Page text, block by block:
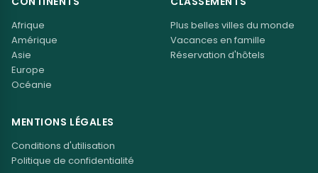
Afrique
Amérique
Asie
Europe
Océanie
Plus belles villes du monde
Vacances en famille
Réservation d'hôtels
MENTIONS LÉGALES
Conditions d'utilisation
Politique de confidentialité